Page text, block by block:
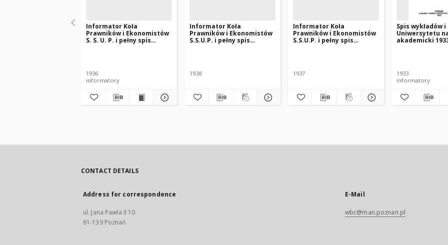
Informator Koła
Prawników i Ekonomistów
S. S. U. P. i pełny spis
1936
informatory
Informator Koła
Prawników i Ekonomistów
S.S.U.P. i pełny spis
1938
Informator Koła
Prawników i Ekonomistów
S.S.U.P. i pełny spis
1937
Spis wykładów i
Uniwersytetu
akademicki
1933
informatory
CONTACT DETAILS
Address for correspondence
ul. Jana Pawła II 10
61-139 Poznań
E-Mail
wbc@man.poznan.pl